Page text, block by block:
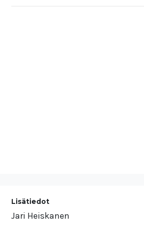
Lisätiedot
Jari Heiskanen